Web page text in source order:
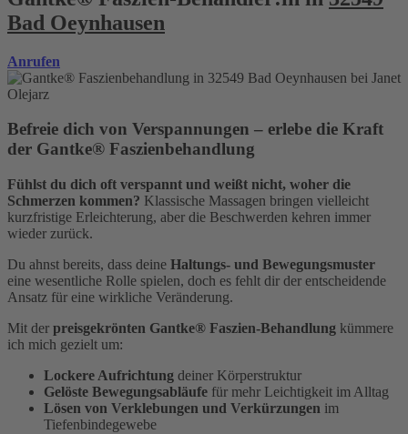
Bad Oeynhausen
Anrufen
Befreie dich von Verspannungen – erlebe die Kraft
der Gantke® Faszienbehandlung
Fühlst du dich oft verspannt und weißt nicht, woher die
Schmerzen kommen? Klassische Massagen bringen vielleicht
kurzfristige Erleichterung, aber die Beschwerden kehren immer
wieder zurück.
Du ahnst bereits, dass deine Haltungs- und Bewegungsmuster
eine wesentliche Rolle spielen, doch es fehlt dir der entscheidende
Ansatz für eine wirkliche Veränderung.
Mit der preisgekrönten Gantke® Faszien-Behandlung kümmere
ich mich gezielt um:
Lockere Aufrichtung deiner Körperstruktur
Gelöste Bewegungsabläufe für mehr Leichtigkeit im Alltag
Lösen von Verklebungen und Verkürzungen im
Tiefenbindegewebe